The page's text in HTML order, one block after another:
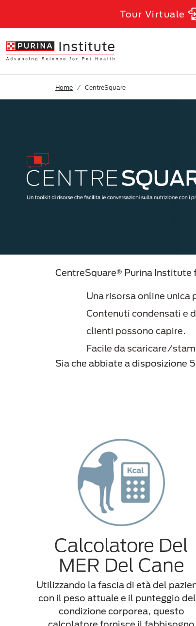
Tour Virtuale
Home CentreSquare
CentreSquare® Purina Institute
Una risorsa online
Contenuti condensati e
clienti possono capire.
Facile da scaricare/
Sia che abbiate a disposizione
Calcolatore Del
MER Del Cane
Utilizzando la fascia di età del
con il peso attuale e il punteggio
condizione corporea, questo